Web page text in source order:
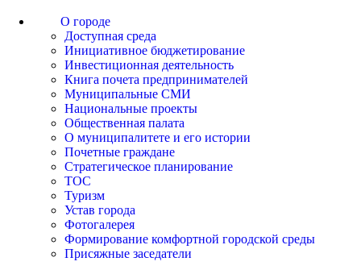
О городе
Доступная среда
Инициативное бюджетирование
Инвестиционная деятельность
Книга почета предпринимателей
Муниципальные СМИ
Национальные проекты
Общественная палата
О муниципалитете и его истории
Почетные граждане
Стратегическое планирование
ТОС
Туризм
Устав города
Фотогалерея
Формирование комфортной городской среды
Присяжные заседатели